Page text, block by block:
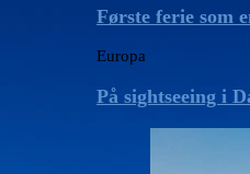
Første ferie som
Europa
På sightseeing i